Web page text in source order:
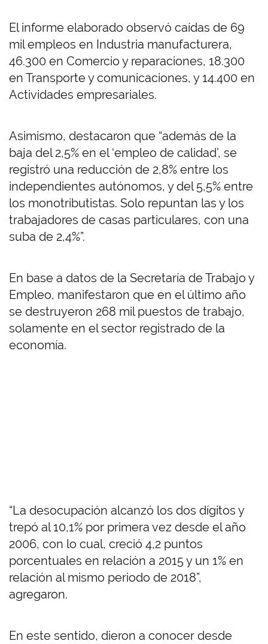
El informe elaborado observó caídas de 69
mil empleos en Industria manufacturera,
46.300 en Comercio y reparaciones, 18.300
en Transporte y comunicaciones, y 14.400 en
Actividades empresariales.
Asimismo, destacaron que “además de la
baja del 2,5% en el ‘empleo de calidad’, se
registró una reducción de 2,8% entre los
independientes autónomos, y del 5,5% entre
los monotributistas. Solo repuntan las y los
trabajadores de casas particulares, con una
suba de 2,4%”.
En base a datos de la Secretaría de Trabajo y
Empleo, manifestaron que en el último año
se destruyeron 268 mil puestos de trabajo,
solamente en el sector registrado de la
economía.
“La desocupación alcanzó los dos dígitos y
trepó al 10,1% por primera vez desde el año
2006, con lo cual, creció 4,2 puntos
porcentuales en relación a 2015 y un 1% en
relación al mismo periodo de 2018”,
agregaron.
En este sentido, dieron a conocer desde